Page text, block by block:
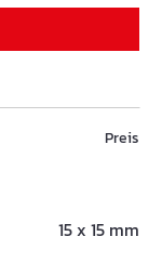
Preis
15 x 15 mm